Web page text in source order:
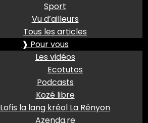
Sport
Vu d’ailleurs
Tous les articles
❱ Pour vous
Les vidéos
Ecotutos
Podcasts
Kozé libre
Lofis la lang kréol La Rényon
Azenda.re